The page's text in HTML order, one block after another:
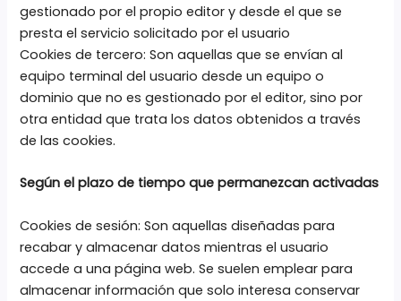
gestionado por el propio editor y desde el que se
presta el servicio solicitado por el usuario
Cookies de tercero: Son aquellas que se envían al
equipo terminal del usuario desde un equipo o
dominio que no es gestionado por el editor, sino por
otra entidad que trata los datos obtenidos a través
de las cookies.
Según el plazo de tiempo que permanezcan activadas
Cookies de sesión: Son aquellas diseñadas para
recabar y almacenar datos mientras el usuario
accede a una página web. Se suelen emplear para
almacenar información que solo interesa conservar